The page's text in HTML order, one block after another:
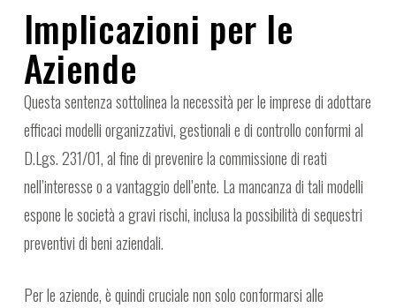
Implicazioni per le
Aziende
Questa sentenza sottolinea la necessità per le imprese di adottare
efficaci modelli organizzativi, gestionali e di controllo conformi al
D.Lgs. 231/01, al fine di prevenire la commissione di reati
nell’interesse o a vantaggio dell’ente. La mancanza di tali modelli
espone le società a gravi rischi, inclusa la possibilità di sequestri
preventivi di beni aziendali.
Per le aziende, è quindi cruciale non solo conformarsi alle